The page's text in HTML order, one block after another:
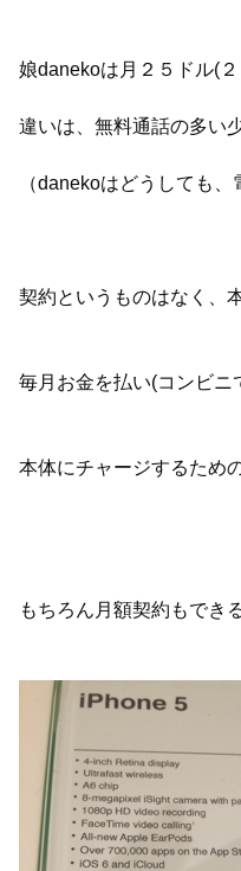
娘danekoは月２５ドル(
違いは、無料通話の多い
（danekoはどうしても
契約というものはなく、
毎月お金を払い(コンビニ
本体にチャージするため
もちろん月額契約もでき